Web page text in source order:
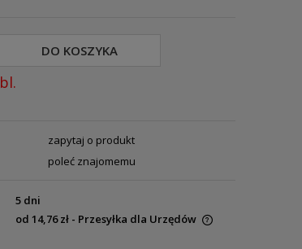
bl.
DO KOSZYKA
zapytaj o produkt
poleć znajomemu
5 dni
od 14,76 zł - Przesyłka dla Urzędów